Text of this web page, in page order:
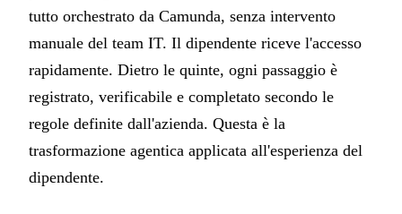
tutto orchestrato da Camunda, senza intervento
manuale del team IT. Il dipendente riceve l'accesso
rapidamente. Dietro le quinte, ogni passaggio è
registrato, verificabile e completato secondo le
regole definite dall'azienda. Questa è la
trasformazione agentica applicata all'esperienza del
dipendente.